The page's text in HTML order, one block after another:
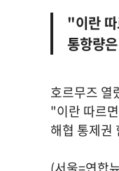
"이란
통항량
호르무즈 열
"이란 따르
해협 통제권